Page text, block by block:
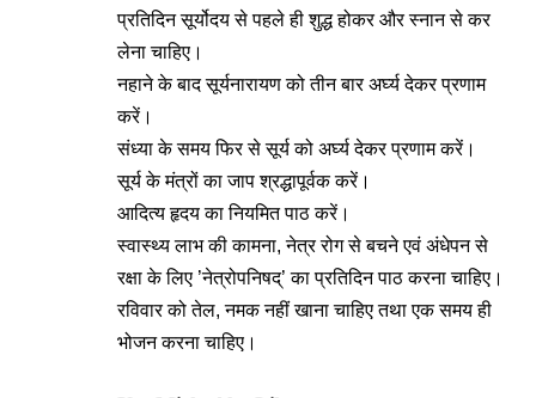
प्रतिदिन सूर्योदय से पहले ही शुद्ध होकर और स्नान से कर
लेना चाहिए।
नहाने के बाद सूर्यनारायण को तीन बार अर्घ्य देकर प्रणाम
करें।
संध्या के समय फिर से सूर्य को अर्घ्य देकर प्रणाम करें।
सूर्य के मंत्रों का जाप श्रद्धापूर्वक करें।
आदित्य हृदय का नियमित पाठ करें।
स्वास्थ्य लाभ की कामना, नेत्र रोग से बचने एवं अंधेपन से
रक्षा के लिए ’नेत्रोपनिषद्’ का प्रतिदिन पाठ करना चाहिए।
रविवार को तेल, नमक नहीं खाना चाहिए तथा एक समय ही
भोजन करना चाहिए।